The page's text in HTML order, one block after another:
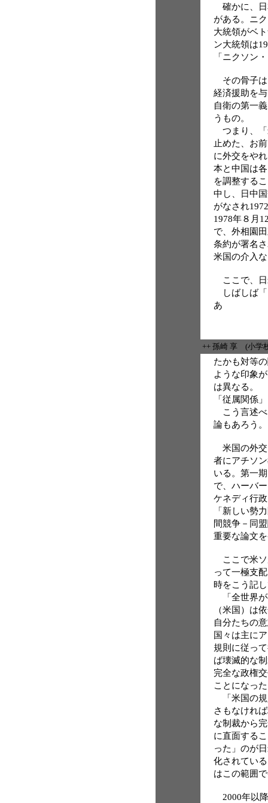
確かに、日
がある。ニ
大統領がベ
ン大統領は
「ニクソン
その骨子は
経済援助を
自衛の第一
うもの。
つまり、「
止めた、お
に外交をや
本と中国は
を調整する
中し、日中
がなされ
1978年８月
で、外相園
条約が署名
米国の介入
ここで、日
しばしば「
あ
++ 孫崎 享 (小
たかも対等
ような印象
は異なる。
「従属関係
こう言述べ
論もあろう。
米国の外交
者にアチソ
いる。第一
で、ハーバ
ケネディ行
「新しい勢
間競争－同
重要な論文
ここで米ソ
って一極支
時をこう記
「全世界が
（米国）は
自分たちの
国々は主に
規則に従っ
ば壊滅的な
完全な政権
ことになっ
「米国の規
さもなけれ
な制裁から
に直面する
った」のが
化されてい
はこの範囲
2000年以